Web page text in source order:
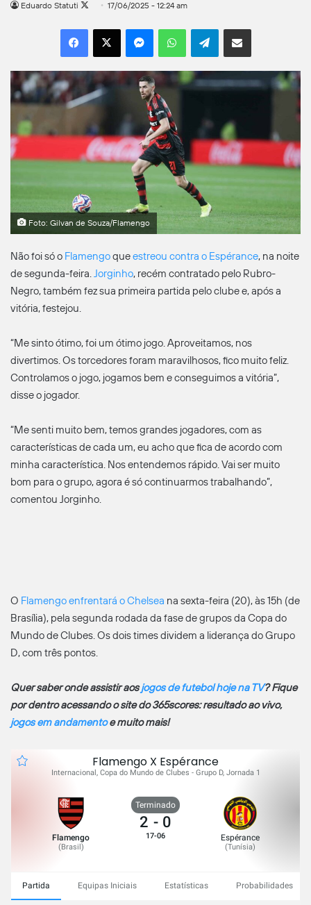
Eduardo Statuti
Follow17/06/2025 - 12:24 am
Facebook
X MessengerWhatsAppTelegramCompartilhar por e-mail
Foto: Gilvan de Souza/Flamengo
Não foi só o Flamengoqueestreou contra o Espérance, na noite
de segunda-feira.Jorginho, recém contratado pelo Rubro-
Negro, também fez sua primeira partida pelo clube e, após a
vitória, festejou.
“Me sinto ótimo, foi um ótimo jogo. Aproveitamos, nos
divertimos. Os torcedores foram maravilhosos, fico muito feliz.
Controlamos o jogo, jogamos bem e conseguimos a vitória”,
disse o jogador.
“Me senti muito bem, temos grandes jogadores, com as
características de cada um, eu acho que fica de acordo com
minha característica. Nos entendemos rápido. Vai ser muito
bom para o grupo, agora é só continuarmos trabalhando”,
comentou Jorginho.
O Flamengo enfrentará o Chelsea na sexta-feira (20), às 15h (de
Brasília), pela segunda rodada da fase de grupos da Copa do
Mundo de Clubes. Os dois times dividem a liderança do Grupo
D, com três pontos.
Quer saber onde assistir aosjogos de futebol hoje na TV? Fique
por dentro acessando o site do 365scores: resultado ao vivo,
jogos em andamentoe muito mais!
Flamengo X Espérance
Internacional, Copa do Mundo de Clubes - Grupo D, Jornada 1
Flamengo
(Brasil )
Terminado
2 - 0
17-06 Espérance
(Tunísia)
Partida Equipas Iniciais Estatísticas Probabilidades